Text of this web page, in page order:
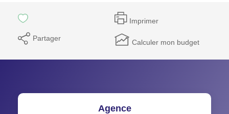
Imprimer
Partager Calculer mon budget
Agence